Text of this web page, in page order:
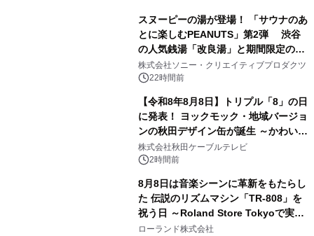
スヌーピーの湯が登場！ 「サウナのあ
とに楽しむPEANUTS」第2弾 渋谷
の人気銭湯「改良湯」と期間限定のコ
ラボレーション サウナイキタイコラ
ボグッズも発売決定！
株式会社ソニー・クリエイティブプロダクツ
22時間前
【令和8年8月8日】トリプル「8」の日
に発表！ ヨックモック・地域バージョ
ンの秋田デザイン缶が誕生 ～かわいい
秋田犬の子犬と秋田の四季と名所を巡
るパッケージ～ 9月1日(火)秋田県内で
株式会社秋田ケーブルテレビ
2時間前
8月8日は音楽シーンに革新をもたらし
た 伝説のリズムマシン「TR-808」を
祝う日 ～Roland Store Tokyoで実機
を展示しての 記念キャンペーンを開
ローランド株式会社